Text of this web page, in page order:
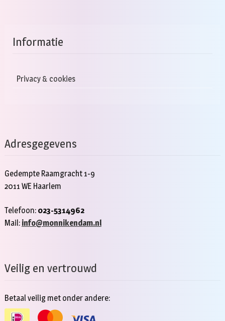
Informatie
Privacy & cookies
Adresgegevens
Gedempte Raamgracht 1-9
2011 WE Haarlem
Telefoon: 023-5314962
Mail: info@monnikendam.nl
Veilig en vertrouwd
Betaal veilig met onder andere: